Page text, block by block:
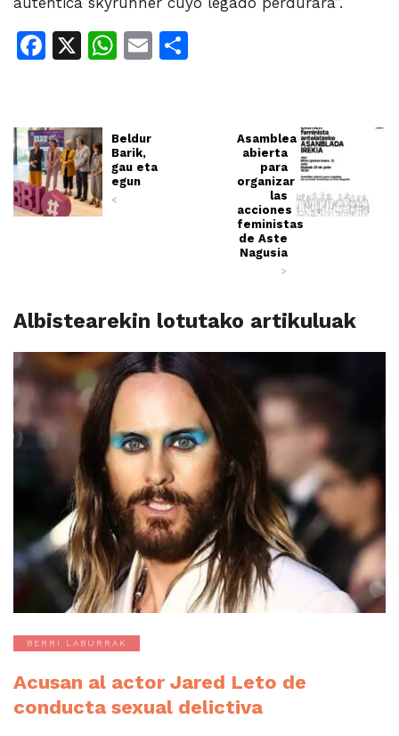
Facebook
X WhatsApp
Email
Beldur
Barik,
gau eta
egun
<
Asamblea
abierta
para
organizar
las
acciones
feministas
de Aste
Nagusia
>
Albistearekin lotutako artikuluak
BERRI LABURRAK
Acusan al actor Jared Leto de
conducta sexual delictiva